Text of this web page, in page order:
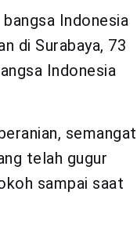
Indonesia
di Surabaya, 73
Indonesia
semangat
telah gugur
sampai saat